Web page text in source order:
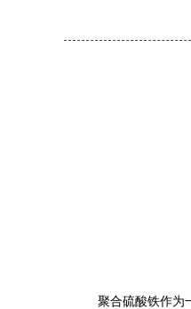
聚合硫酸铁作为